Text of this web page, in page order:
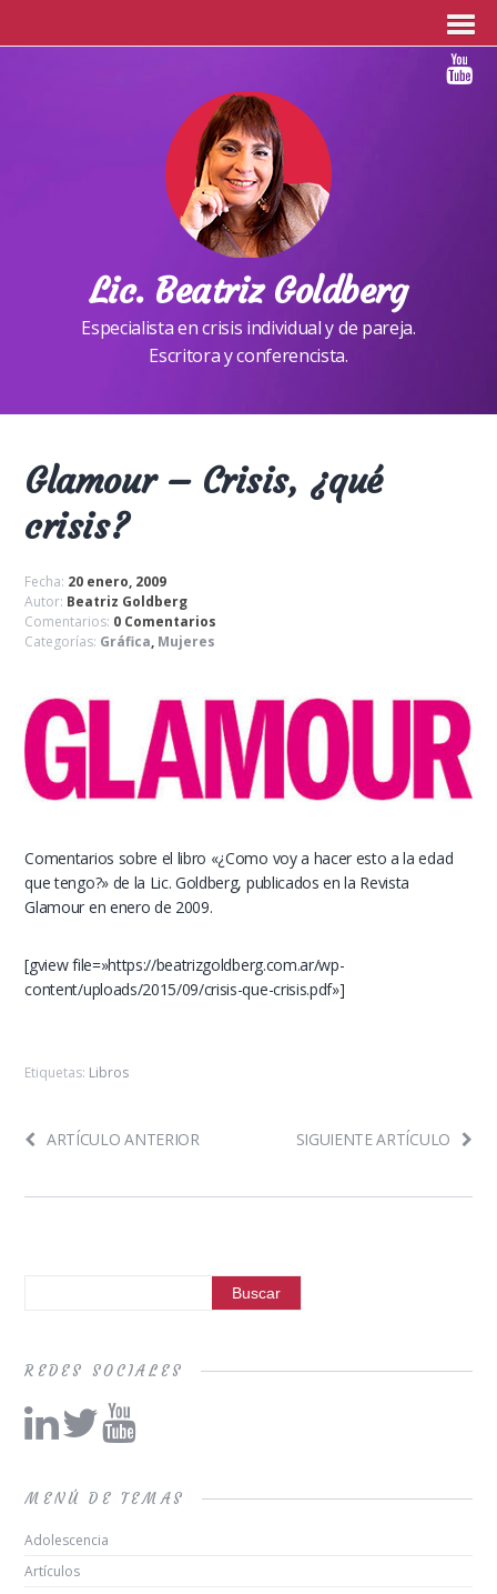
Lic. Beatriz Goldberg
Especialista en crisis individual y de pareja.
Escritora y conferencista.
Glamour – Crisis, ¿qué
crisis?
Fecha: 20 enero, 2009
Autor: Beatriz Goldberg
Comentarios: 0 Comentarios
Categorías: Gráfica, Mujeres
Comentarios sobre el libro «¿Como voy a hacer esto a la edad
que tengo?» de la Lic. Goldberg, publicados en la Revista
Glamour en enero de 2009.
[gview file=»https://beatrizgoldberg.com.ar/wp-
content/uploads/2015/09/crisis-que-crisis.pdf»]
Etiquetas: Libros
ARTÍCULO ANTERIOR SIGUIENTE ARTÍCULO
REDES SOCIALES
MENÚ DE TEMAS
Adolescencia
Artículos